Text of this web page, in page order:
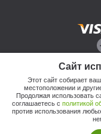
Сайт
Этот сайт собирает
местоположении и
Продолжая использовать
соглашаетесь с политикой
против использования
© 2026,
Политика